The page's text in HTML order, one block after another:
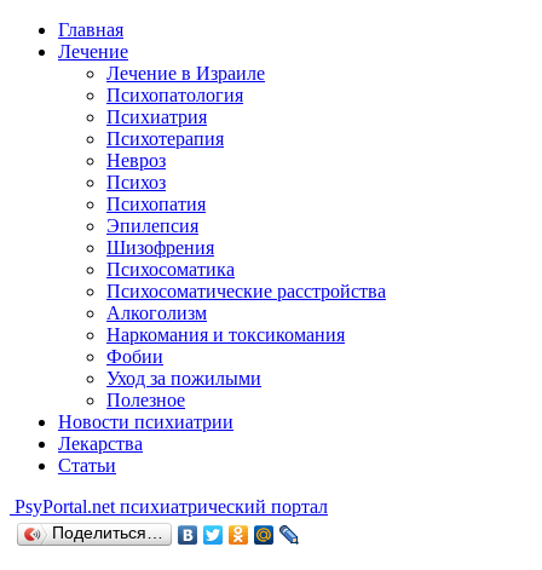
Главная
Лечение
Лечение в Израиле
Психопатология
Психиатрия
Психотерапия
Невроз
Психоз
Психопатия
Эпилепсия
Шизофрения
Психосоматика
Психосоматические расстройства
Алкоголизм
Наркомания и токсикомания
Фобии
Уход за пожилыми
Полезное
Новости психиатрии
Лекарства
Статьи
PsyPortal.net психиатрический портал
Поделиться…